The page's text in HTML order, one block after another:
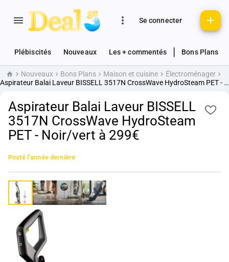
Se connecter
Plébiscités Nouveaux Les + commentés Bons Plans
AccueilNouveaux Bons Plans Maison et cuisine
Électroménager
Aspirateur Balai Laveur BISSELL 3517N CrossWave HydroSteam PET - Noir/vert à 299€
Aspirateur Balai Laveur BISSELL
3517N CrossWave HydroSteam
PET - Noir/vert à 299€
Posté l’année dernière